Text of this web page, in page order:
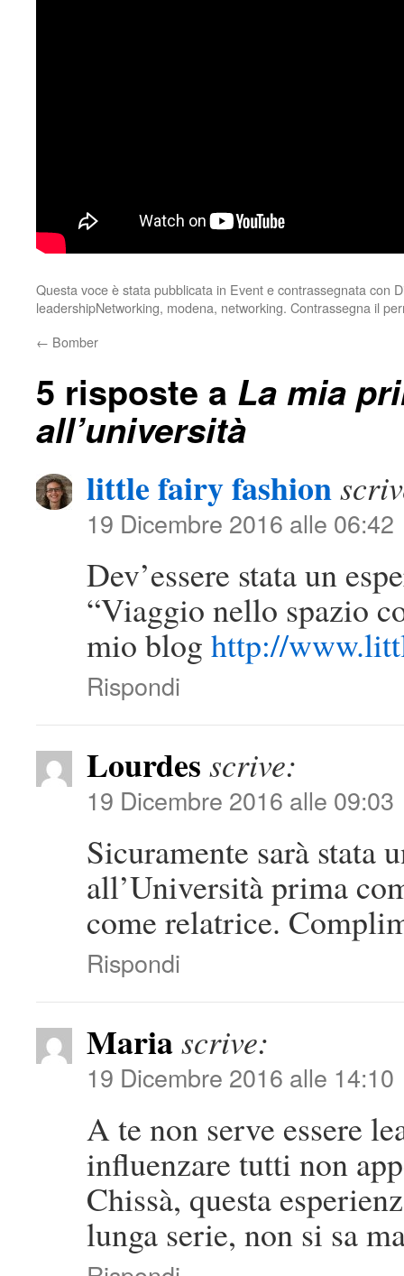
Questa voce è stata pubblicata in Evente contrassegnata con
leadershipNetworking, modena, networking. Contrassegna il
← Bomber
5 risposte a La mia
all’università
little fairy fashion
19 Dicembre 2016 alle 06:42
Dev’essere stata un
“Viaggio nello spazio
mio blog http://
Rispondi
Lourdes scrive:
19 Dicembre 2016 alle 09:03
Sicuramente sarà stata
all’Università prima
come relatrice.
Rispondi
Mariascrive:
19 Dicembre 2016 alle 14:10
A te non serve essere
influenzare tutti non
Chissà, questa
lunga serie, non si sa